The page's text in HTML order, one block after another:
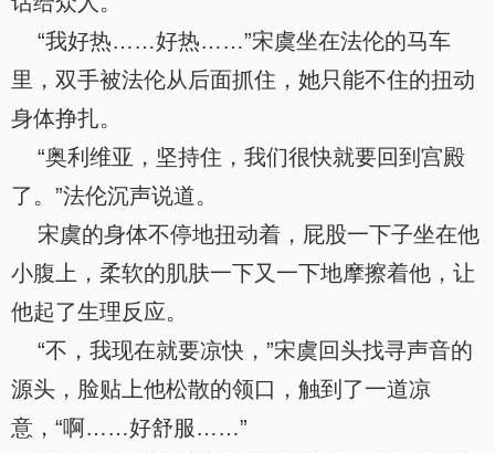
“我好热……好热……”宋虞坐在法伦的马车
里，双手被法伦从后面抓住，她只能不住的扭动
身体挣扎。
“奥利维亚，坚持住，我们很快就要回到宫殿
了。”法伦沉声说道。
宋虞的身体不停地扭动着，屁股一下子坐在他
小腹上，柔软的肌肤一下又一下地摩擦着他，让
他起了生理反应。
“不，我现在就要凉快，”宋虞回头找寻声音的
源头，脸贴上他松散的领口，触到了一道凉
意，“啊……好舒服……”